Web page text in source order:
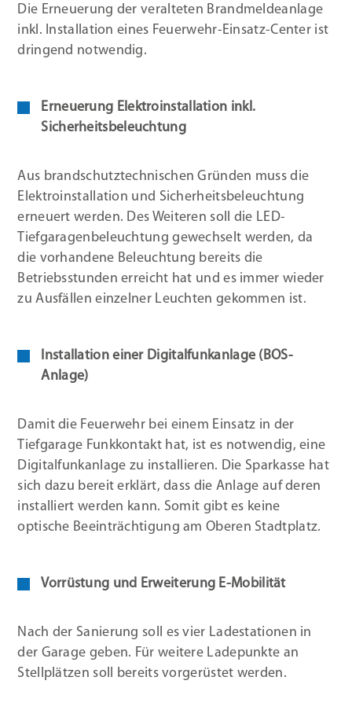
Die Erneuerung der veralteten Brandmeldeanlage
inkl. Installation eines Feuerwehr-Einsatz-Center ist
dringend notwendig.
Erneuerung Elektroinstallation inkl.
Sicherheitsbeleuchtung
Aus brandschutztechnischen Gründen muss die
Elektroinstallation und Sicherheitsbeleuchtung
erneuert werden. Des Weiteren soll die LED-
Tiefgaragenbeleuchtung gewechselt werden, da
die vorhandene Beleuchtung bereits die
Betriebsstunden erreicht hat und es immer wieder
zu Ausfällen einzelner Leuchten gekommen ist.
Installation einer Digitalfunkanlage (BOS-
Anlage)
Damit die Feuerwehr bei einem Einsatz in der
Tiefgarage Funkkontakt hat, ist es notwendig, eine
Digitalfunkanlage zu installieren. Die Sparkasse hat
sich dazu bereit erklärt, dass die Anlage auf deren
installiert werden kann. Somit gibt es keine
optische Beeinträchtigung am Oberen Stadtplatz.
Vorrüstung und Erweiterung E-Mobilität
Nach der Sanierung soll es vier Ladestationen in
der Garage geben. Für weitere Ladepunkte an
Stellplätzen soll bereits vorgerüstet werden.